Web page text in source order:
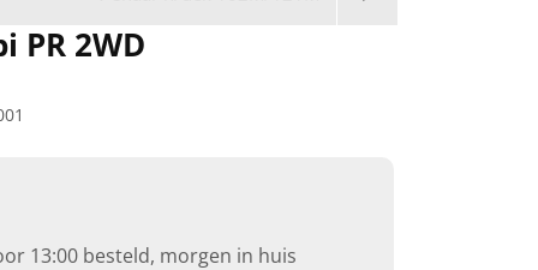
PR 2WD
13:00 besteld, morgen in huis